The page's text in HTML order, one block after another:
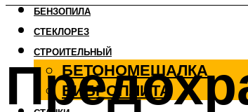
БЕНЗОПИЛА
СТЕКЛОРЕЗ
СТРОИТЕЛЬНЫЙ
БЕТОНОМЕШАЛКА
ВИБРОПЛИТА